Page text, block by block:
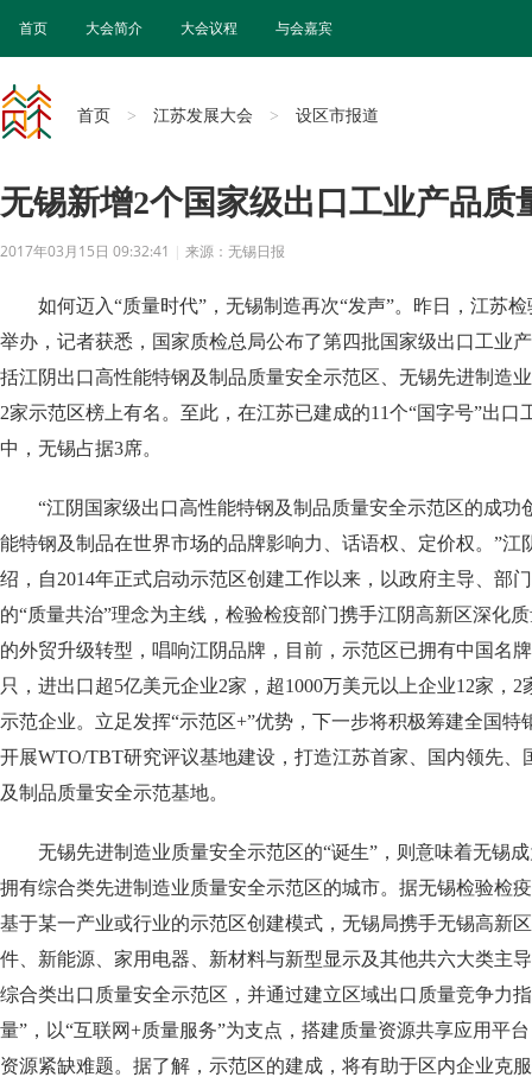
首页 大会简介 大会议程 与会嘉宾
首页 > 江苏发展大会 > 设区市报道
无锡新增2个国家级出口工业产品质
2017年03月15日 09:32:41 | 来源：无锡日报
如何迈入“质量时代”，无锡制造再次“发声”。昨日，江苏
举办，记者获悉，国家质检总局公布了第四批国家级出口工业
括江阴出口高性能特钢及制品质量安全示范区、无锡先进制造
2家示范区榜上有名。至此，在江苏已建成的11个“国字号”出口
中，无锡占据3席。
“江阴国家级出口高性能特钢及制品质量安全示范区的成功
能特钢及制品在世界市场的品牌影响力、话语权、定价权。”江
绍，自2014年正式启动示范区创建工作以来，以政府主导、部
的“质量共治”理念为主线，检验检疫部门携手江阴高新区深化
的外贸升级转型，唱响江阴品牌，目前，示范区已拥有中国名
只，进出口超5亿美元企业2家，超1000万美元以上企业12家，
示范企业。立足发挥“示范区+”优势，下一步将积极筹建全国特
开展WTO/TBT研究评议基地建设，打造江苏首家、国内领先、
及制品质量安全示范基地。
无锡先进制造业质量安全示范区的“诞生”，则意味着无锡成
拥有综合类先进制造业质量安全示范区的城市。据无锡检验检
基于某一产业或行业的示范区创建模式，无锡局携手无锡高新
件、新能源、家用电器、新材料与新型显示及其他共六大类主
综合类出口质量安全示范区，并通过建立区域出口质量竞争力
量”，以“互联网+质量服务”为支点，搭建质量资源共享应用平
资源紧缺难题。据了解，示范区的建成，将有助于区内企业克